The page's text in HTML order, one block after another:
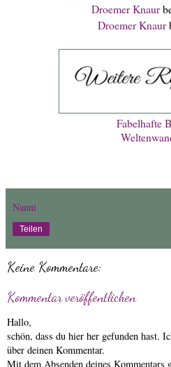
Droemer Knaur
Droemer Knaur
Fabelhafte
Nanni
Teilen
Keine Kommentare:
Kommentar veröffentlichen
Hallo,
schön, dass du hier her gefunden hast.
über deinen Kommentar.
Mit dem Absenden deines Kommentars